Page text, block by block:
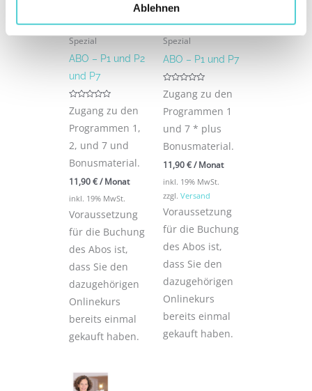
Ablehnen
Spezial
ABO – P1 und P2
und P7
mit
von
Zugang zu den
Programmen 1,
2, und 7 und
Bonusmaterial.
11,90€/ Monat
inkl. 19% MwSt.
Voraussetzung
für die Buchung
des Abos ist,
dass Sie den
dazugehörigen
Onlinekurs
bereits einmal
gekauft haben.
Spezial
ABO – P1 und P7
mit
von
Zugang zu den
Programmen 1
und 7 * plus
Bonusmaterial.
11,90€/ Monat
inkl. 19% MwSt.
zzgl. Versand
Voraussetzung
für die Buchung
des Abos ist,
dass Sie den
dazugehörigen
Onlinekurs
bereits einmal
gekauft haben.